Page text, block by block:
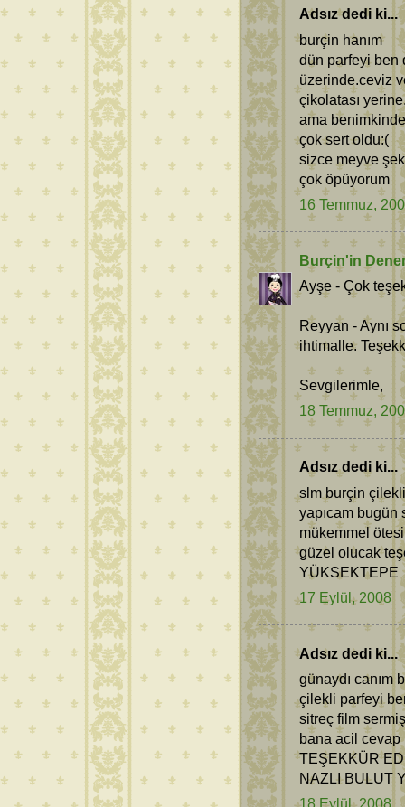
Adsız dedi ki...
burçin hanım
dün parfeyi ben
üzerinde.ceviz
çikolatası
ama
çok sert oldu:(
sizce meyve
çok öpüyorum
16 Temmuz,
Burçin'in
Ayşe - Çok
Reyyan - Aynı
ihtimalle.
Sevgilerimle,
18 Temmuz,
Adsız dedi ki...
slm burçin
yapıcam bugün
mükemmel
güzel olucak
YÜKSEKTEPE
17 Eylül, 2008
Adsız dedi ki...
günaydı canım
çilekli parfeyi
sitreç film
bana acil
TEŞEKKÜR
NAZLI BULUT